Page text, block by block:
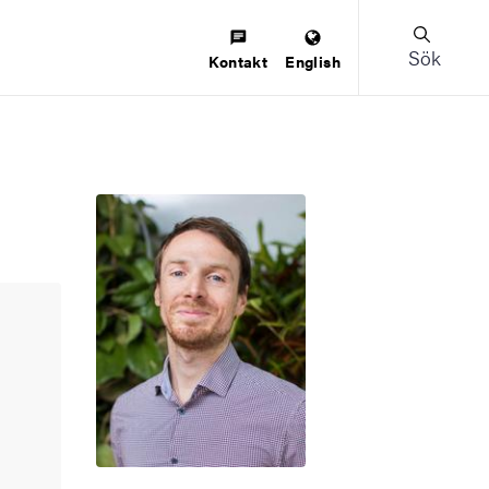
Kontakt English Sök